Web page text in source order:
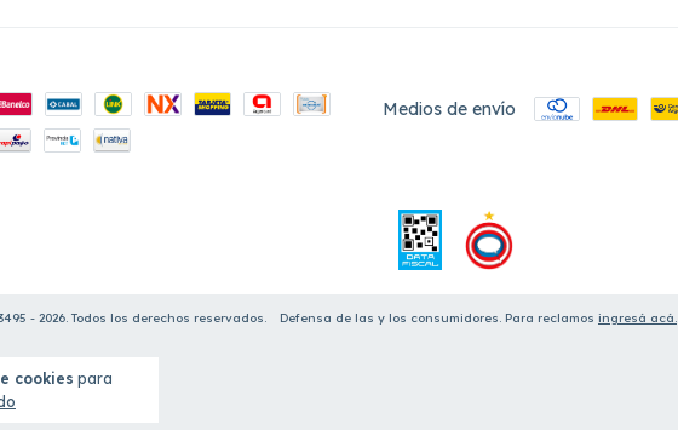
cookies para
Medios de envío
- 2026. Todos los derechos reservados. Defensa de las y los consumidores. Para reclamos ingresá acá.